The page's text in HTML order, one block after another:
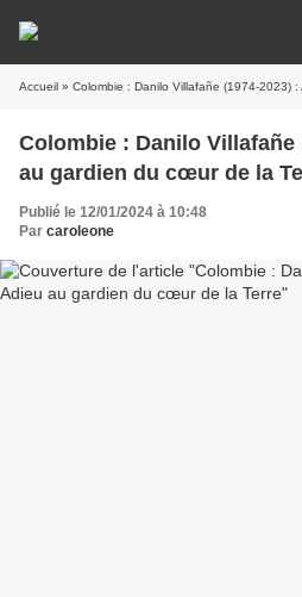
Accueil » Colombie : Danilo Villafañe (1974-2023)
Colombie : Danilo Villafañe
au gardien du cœur de la
Publié le 12/01/2024 à 10:48
Par caroleone